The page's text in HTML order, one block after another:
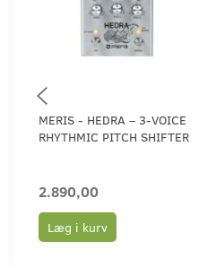
MERIS - HEDRA – 3-VOICE
RHYTHMIC PITCH SHIFTER
2.890,00
Læg i kurv